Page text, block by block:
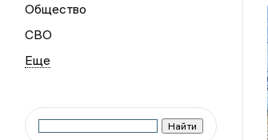
Общество
СВО